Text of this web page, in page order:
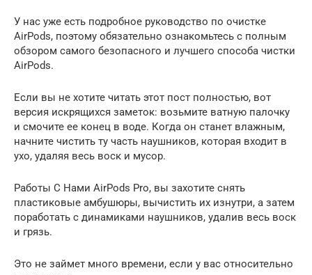
У нас уже есть подробное руководство по очистке
AirPods, поэтому обязательно ознакомьтесь с полным
обзором самого безопасного и лучшего способа чистки
AirPods.
Если вы не хотите читать этот пост полностью, вот
версия искрящихся заметок: возьмите ватную палочку
и смочите ее конец в воде. Когда он станет влажным,
начните чистить ту часть наушников, которая входит в
ухо, удаляя весь воск и мусор.
Работы С Нами AirPods Pro, вы захотите снять
пластиковые амбушюры, вычистить их изнутри, а затем
поработать с динамиками наушников, удалив весь воск
и грязь.
Это не займет много времени, если у вас относительно